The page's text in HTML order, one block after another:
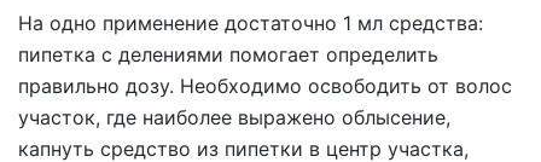
На одно применение достаточно 1 мл средства:
пипетка с делениями помогает определить
правильно дозу. Необходимо освободить от волос
участок, где наиболее выражено облысение,
капнуть средство из пипетки в центр участка,